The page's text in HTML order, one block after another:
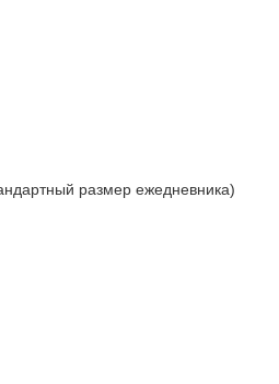
размер ежедневника)